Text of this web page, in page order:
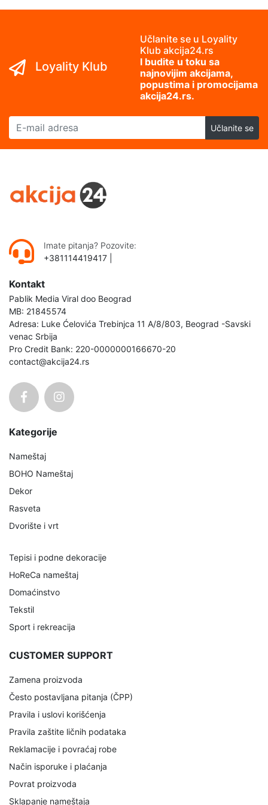
Loyality Klub
Učlanite se u Loyality
Klub akcija24.rs
I budite u toku sa
najnovijim akcijama,
popustima i promocijama
akcija24.rs.
E-mail adresa
Učlanite se
Imate pitanja? Pozovite:
+381114419417
Kontakt
Pablik Media Viral doo Beograd
MB: 21845574
Adresa: Luke Ćelovića Trebinjca 11 A/8/803, Beograd -Savski
venac Srbija
Pro Credit Bank: 220-0000000166670-20
contact@akcija24.rs
Kategorije
Nameštaj
BOHO Nameštaj
Dekor
Rasveta
Dvorište i vrt
Tepisi i podne dekoracije
HoReCa nameštaj
Domaćinstvo
Tekstil
Sport i rekreacija
CUSTOMER SUPPORT
Zamena proizvoda
Često postavljana pitanja (ČPP)
Pravila i uslovi korišćenja
Pravila zaštite ličnih podataka
Reklamacije i povraćaj robe
Način isporuke i plaćanja
Povrat proizvoda
Sklapanje nameštaja